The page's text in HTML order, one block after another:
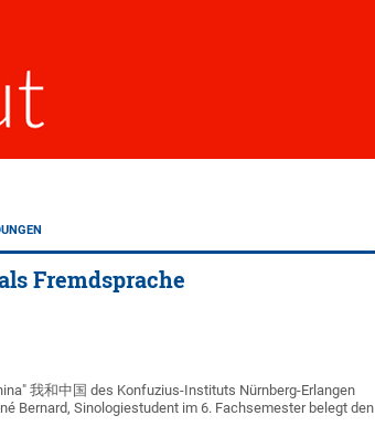
Fremdsprache
我和中国 des Konfuzius-Instituts Nürnberg-Erlangen
Bernard, Sinologiestudent im 6. Fachsemester belegt den